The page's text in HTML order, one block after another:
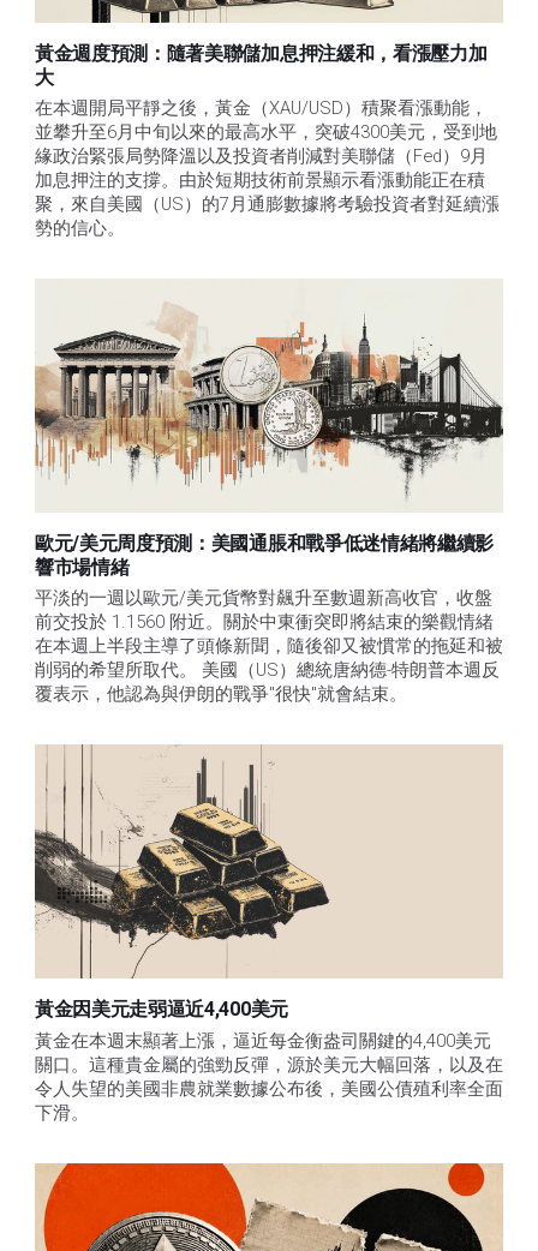
黃金週度預測：隨著美聯儲加息押注緩和，看漲壓力加
大
在本週開局平靜之後，黃金（XAU/USD）積聚看漲動能，
並攀升至6月中旬以來的最高水平，突破4300美元，受到地
緣政治緊張局勢降溫以及投資者削減對美聯儲（Fed）9月
加息押注的支撐。由於短期技術前景顯示看漲動能正在積
聚，來自美國（US）的7月通膨數據將考驗投資者對延續漲
勢的信心。
歐元/美元周度預測：美國通脹和戰爭低迷情緒將繼續影
響市場情緒
平淡的一週以歐元/美元貨幣對飆升至數週新高收官，收盤
前交投於 1.1560 附近。關於中東衝突即將結束的樂觀情緒
在本週上半段主導了頭條新聞，隨後卻又被慣常的拖延和被
削弱的希望所取代。 美國（US）總統唐納德-特朗普本週反
覆表示，他認為與伊朗的戰爭"很快"就會結束。
黃金因美元走弱逼近4,400美元
黃金在本週末顯著上漲，逼近每金衡盎司關鍵的4,400美元
關口。這種貴金屬的強勁反彈，源於美元大幅回落，以及在
令人失望的美國非農就業數據公布後，美國公債殖利率全面
下滑。